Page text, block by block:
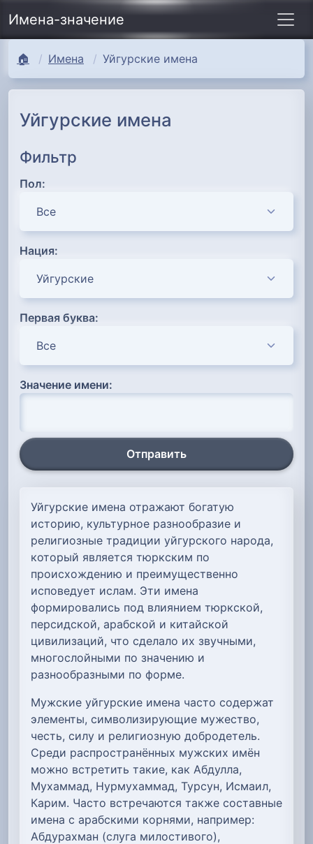
Имена-значение
🏠 Имена Уйгурские имена
Уйгурские имена
Фильтр
Пол:
Нация:
Первая буква:
Значение имени:
Отправить
Уйгурские имена отражают богатую
историю, культурное разнообразие и
религиозные традиции уйгурского народа,
который является тюркским по
происхождению и преимущественно
исповедует ислам. Эти имена
формировались под влиянием тюркской,
персидской, арабской и китайской
цивилизаций, что сделало их звучными,
многослойными по значению и
разнообразными по форме.
Мужские уйгурские имена часто содержат
элементы, символизирующие мужество,
честь, силу и религиозную добродетель.
Среди распространённых мужских имён
можно встретить такие, как Абдулла,
Мухаммад, Нурмухаммад, Турсун, Исмаил,
Карим. Часто встречаются также составные
имена с арабскими корнями, например:
Абдурахман (слуга милостивого),